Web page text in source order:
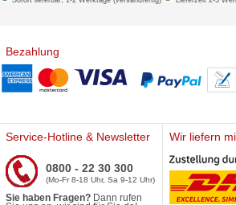
Bezahlung
Service-Hotline & Newsletter
0800 - 22 30 300
(Mo-Fr 8-18 Uhr, Sa 9-12 Uhr)
Sie haben Fragen? Dann rufen
Wir liefern